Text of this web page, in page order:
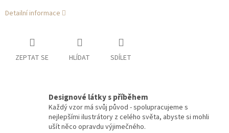
Detailní informace
ZEPTAT SE HLÍDAT SDÍLET
Designové látky s příběhem
Každý vzor má svůj původ - spolupracujeme s
nejlepšími ilustrátory z celého světa, abyste si mohli
ušít něco opravdu výjimečného.